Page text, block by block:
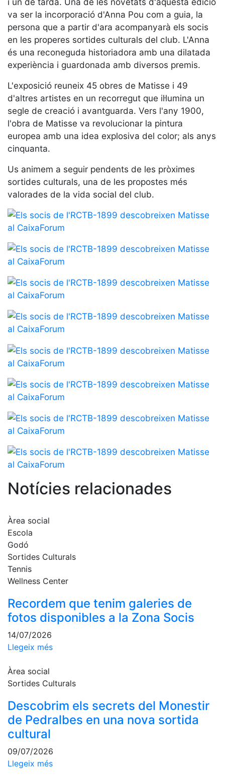
Serveis
Instal·lacions
Preguntes
Freqüents
(FAQs)
Treballa amb
nosaltres
Àrea esportiva
Tennis
Escola de
tennis
Next Gen
Palmarès
equips
Jugadors
professionals
Competicions
Campionat
Tennis
de Joc
Quadre
Històric
del
Social
Fotos
Normativa
Escola de
Pàdel
Campionat
Social Pàdel
de joc
Històric
Campionat
Normativa
Altres esports
Activitats
Socials
Sortides
culturals
Conferències
Inspirational
Talks
va ser la incorporació d'Anna Pou com a guia, la
persona que a partir d'ara acompanyarà els socis
en les properes sortides culturals del club. L'Anna
és una reconeguda historiadora amb una dilatada
experiència i guardonada amb diversos premis.
L'exposició reuneix 45 obres de Matisse i 49
d'altres artistes en un recorregut que il·lumina un
segle de creació i avantguarda. Vers l'any 1900,
l'obra de Matisse va revolucionar la pintura
europea amb una idea explosiva del color; als anys
cinquanta.
Us animem a seguir pendents de les pròximes
sortides culturals, una de les propostes més
valorades de la vida social del club.
Notícies relacionades
Àrea social
Escola
Godó
Sortides Culturals
Tennis
Wellness Center
Recordem que tenim galeries de
fotos disponibles a la Zona Socis
14/07/2026
Llegeix més
Àrea social
Sortides Culturals
Descobrim els secrets del Monestir
de Pedralbes en una nova sortida
cultural
09/07/2026
Llegeix més